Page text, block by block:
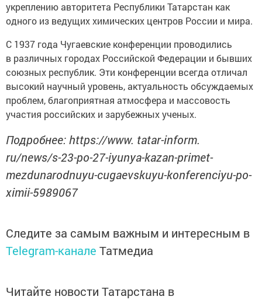
укреплению авторитета Республики Татарстан как
одного из ведущих химических центров России и мира.
С 1937 года Чугаевские конференции проводились
в различных городах Российской Федерации и бывших
союзных республик. Эти конференции всегда отличал
высокий научный уровень, актуальность обсуждаемых
проблем, благоприятная атмосфера и массовость
участия российских и зарубежных ученых.
Подробнее: https://www. tatar-inform.
ru/news/s-23-po-27-iyunya-kazan-primet-
mezdunarodnuyu-cugaevskuyu-konferenciyu-po-
ximii-5989067
Следите за самым важным и интересным в
Telegram-канале Татмедиа
Читайте новости Татарстана в